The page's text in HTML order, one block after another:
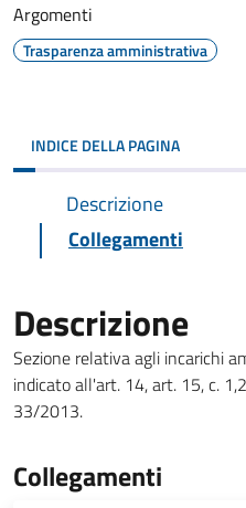
Argomenti
Trasparenza amministrativa
INDICE DELLA PAGINA
Descrizione
Collegamenti
Descrizione
Sezione relativa agli incarichi
indicato all'art. 14, art. 15, c.
33/2013.
Collegamenti